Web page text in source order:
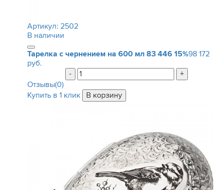
Артикул: 2502
В наличии
Тарелка с чернением на 600 мл 83 446 15%98 172
руб.
-
+
Отзывы(0)
Купить в 1 клик